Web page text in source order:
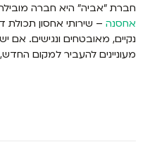
חברת "אביה" היא חברה
אחסנה – שירותי אחסון
נקיים, מאובטחים ונגישים.
מעוניינים להעביר למקום